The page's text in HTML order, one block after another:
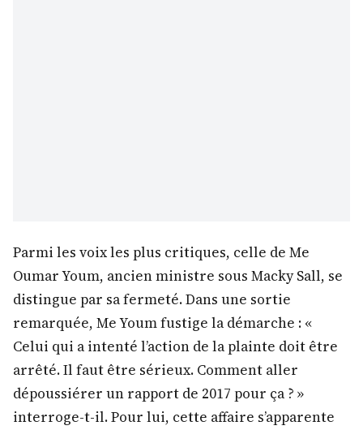
Parmi les voix les plus critiques, celle de Me
Oumar Youm, ancien ministre sous Macky Sall, se
distingue par sa fermeté. Dans une sortie
remarquée, Me Youm fustige la démarche : «
Celui qui a intenté l’action de la plainte doit être
arrêté. Il faut être sérieux. Comment aller
dépoussiérer un rapport de 2017 pour ça ? »
interroge-t-il. Pour lui, cette affaire s’apparente